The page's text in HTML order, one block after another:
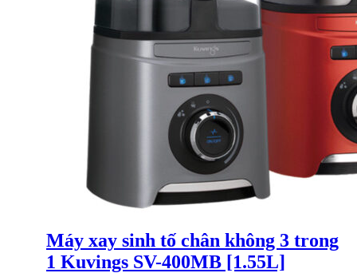
Máy xay sinh tố chân không 3 trong
1 Kuvings SV-400MB [1.55L]